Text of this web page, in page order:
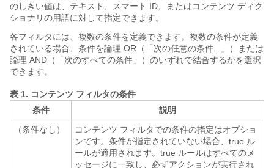
のしきい値は、テキスト、スマート ID、またはコンテンツ ディク
ショナリの用語に対して指定できます。
各フィルタには、複数の条件を定義できます。複数の条件が定義
されている場合、条件を論理 OR（「次の任意の条件...」）または
論理 AND（「次のすべての条件」）のいずれで結合するかを選択
できます。
表 1. コンテンツ フィルタの条件
条件
説明
（条件なし）
コンテンツ フィルタでの条件の指定はオプショ
ンです。条件が指定されていない場合、true ル
ールが適用されます。true ルールはすべてのメ
ッセージに一致し、必ずアクションが実行され